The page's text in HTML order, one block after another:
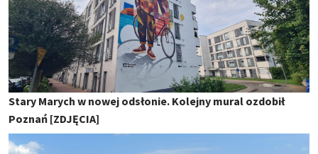
Stary Marych w nowej odsłonie. Kolejny mural ozdobił
Poznań [ZDJĘCIA]